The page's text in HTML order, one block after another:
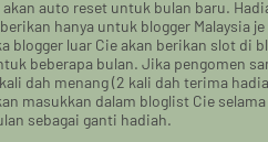
akan auto reset untuk bulan baru.
hanya untuk blogger Malaysia je
blogger luar Cie akan berikan slot di
beberapa bulan. Jika pengomen
dah menang (2 kali dah terima
masukkan dalam bloglist Cie
sebagai ganti hadiah.